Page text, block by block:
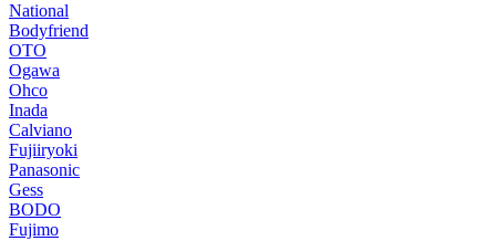
National
Bodyfriend
OTO
Ogawa
Ohco
Inada
Calviano
Fujiiryoki
Panasonic
Gess
BODO
Fujimo